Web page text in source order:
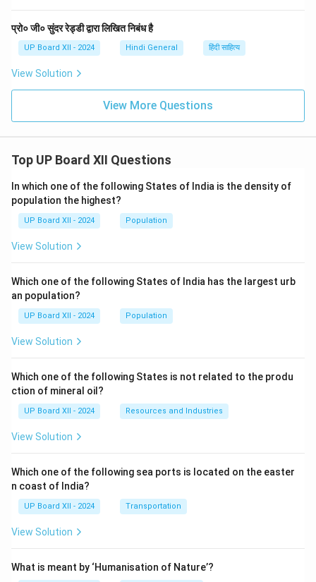
प्रो० जी० सुंदर रेड्डी द्वारा लिखित निबंध है
UP Board XII - 2024 Hindi General हिंदी साहित्य
View Solution
View More Questions
Top UP Board XII Questions
In which one of the following States of India is the density of
population the highest?
UP Board XII - 2024 Population
View Solution
Which one of the following States of India has the largest urb
an population?
UP Board XII - 2024 Population
View Solution
Which one of the following States is not related to the produ
ction of mineral oil?
UP Board XII - 2024 Resources and Industries
View Solution
Which one of the following sea ports is located on the easter
n coast of India?
UP Board XII - 2024 Transportation
View Solution
What is meant by ‘Humanisation of Nature’?